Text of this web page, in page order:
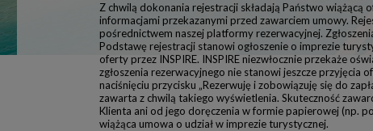
Z chwilą dokonania rejestracji składają Państwo wiążącą
informacjami przekazanymi przed zawarciem umowy.
pośrednictwem naszej platformy rezerwacyjnej.
Podstawę rejestracji stanowi ogłoszenie o imprezie
oferty przez INSPIRE. INSPIRE niezwłocznie przekaże
zgłoszenia rezerwacyjnego nie stanowi jeszcze
naciśnięciu przycisku „Rezerwuję i zobowiązuję się do
zawarta z chwilą takiego wyświetlenia. Skuteczność
Klienta ani od jego doręczenia w formie papierowej (np.
wiążąca umowa o udział w imprezie turystycznej.